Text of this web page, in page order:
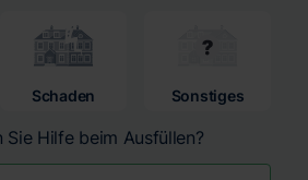
Schaden Sonstiges
Sie Hilfe beim Ausfüllen?